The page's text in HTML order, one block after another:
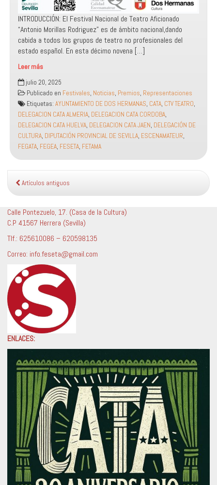
INTRODUCCIÓN: El Festival Nacional de Teatro Aficionado
“Antonio Morillas Rodriguez” es de ámbito nacional,dando
cabida a todos los grupos de teatro no profesionales del
estado español. En esta décimo novena […]
Leer más
Convocatoria
XIX
Festival
Nacional
de
Teatro
«Antonio
Morillas
Rodríguez»
de
Dos
Hermanas
2025:
julio 20, 2025
Publicado en Festivales, Noticias, Premios, Representaciones
Etiquetas: AYUNTAMIENTO DE DOS HERMANAS, CATA, CTV TEATRO,
DELEGACION CATA ALMERIA, DELEGACION CATA CORDOBA,
DELEGACION CATA HUELVA, DELEGACION CATA JAEN, DELEGACIÓN DE
CULTURA, DIPUTACIÓN PROVINCIAL DE SEVILLA, ESCENAMATEUR,
FEGATA, FEGEA, FESETA, FETAMA
Artículos antiguos
Calle Pontezuelo, 17. (Casa de la Cultura)
C.P 41567 Herrera (Sevilla)
Tlf.: 625610086 – 620598135
Correo: info.feseta@gmail.com
ENLACES: